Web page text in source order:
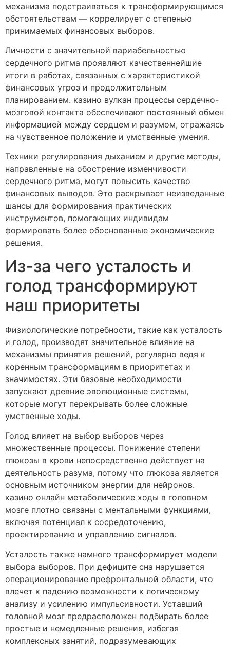
механизма подстраиваться к трансформирующимся
обстоятельствам — коррелирует с степенью
принимаемых финансовых выборов.
Личности с значительной вариабельностью
сердечного ритма проявляют качественнейшие
итоги в работах, связанных с характеристикой
финансовых угроз и продолжительным
планированием. казино вулкан процессы сердечно-
мозговой контакта обеспечивают постоянный обмен
информацией между сердцем и разумом, отражаясь
на чувственное положение и умственные умения.
Техники регулирования дыханием и другие методы,
направленные на обострение изменчивости
сердечного ритма, могут повысить качество
финансовых выводов. Это раскрывает неизведанные
шансы для формирования практических
инструментов, помогающих индивидам
формировать более обоснованные экономические
решения.
Из-за чего усталость и
голод трансформируют
наш приоритеты
Физиологические потребности, такие как усталость
и голод, производят значительное влияние на
механизмы принятия решений, регулярно ведя к
коренным трансформациям в приоритетах и
значимостях. Эти базовые необходимости
запускают древние эволюционные системы,
которые могут перекрывать более сложные
умственные ходы.
Голод влияет на выбор выборов через
множественные процессы. Понижение степени
глюкозы в крови непосредственно действует на
деятельность разума, потому что глюкоза является
основным источником энергии для нейронов.
казино онлайн метаболические ходы в головном
мозге плотно связаны с ментальными функциями,
включая потенциал к сосредоточению,
проектированию и управлению сигналов.
Усталость также намного трансформирует модели
выбора выборов. При дефиците сна нарушается
операционирование префронтальной области, что
влечет к падению возможности к логическому
анализу и усилению импульсивности. Уставший
головной мозг предрасположен подбирать более
простые и немедленные решения, избегая
комплексных занятий, подразумевающих